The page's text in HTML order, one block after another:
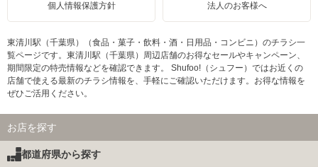
個人情報保護方針 法人のお客様へ
東清川駅（千葉県）（食品・菓子・飲料・酒・日用品・コンビニ）のチラシ一
覧ページです。東清川駅（千葉県）周辺店舗のお得なセールやキャンペーン、
期間限定の特売情報などを確認できます。 Shufoo!（シュフー）ではお近くの
店舗で使える最新のチラシ情報を、手軽にご確認いただけます。お得な情報を
ぜひご活用ください。
お店を探す
都道府県から探す